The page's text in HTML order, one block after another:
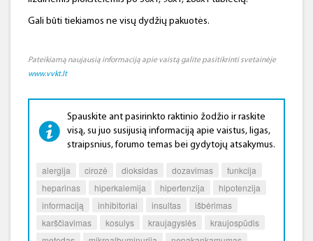
Gali būti tiekiamos ne visų dydžių pakuotės.
Pateikiamą naujausią informaciją apie vaistą galite pasitikrinti svetainėje
www.vvkt.lt
Spauskite ant pasirinkto raktinio žodžio ir raskite
visą, su juo susijusią informaciją apie vaistus, ligas,
straipsnius, forumo temas bei gydytojų atsakymus.
alergija cirozė dioksidas dozavimas
funkcija
heparinas
hiperkalemija hipertenzija
hipotenzija
informaciją
inhibitoriai insultas
išbėrimas
karščiavimas
kosulys kraujagyslės
kraujospūdis